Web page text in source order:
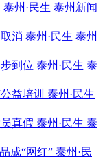
州·民生 泰州新闻
消 泰州·民生 泰州
到位 泰州·民生 泰
益培训 泰州·民生
真假 泰州·民生 泰
成“网红” 泰州·民